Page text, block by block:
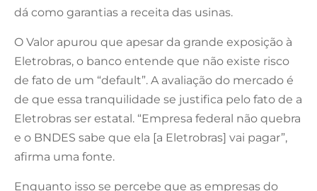
dá como garantias a receita das usinas.
O Valor apurou que apesar da grande exposição à
Eletrobras, o banco entende que não existe risco
de fato de um “default”. A avaliação do mercado é
de que essa tranquilidade se justifica pelo fato de a
Eletrobras ser estatal. “Empresa federal não quebra
e o BNDES sabe que ela [a Eletrobras] vai pagar”,
afirma uma fonte.
Enquanto isso se percebe que as empresas do